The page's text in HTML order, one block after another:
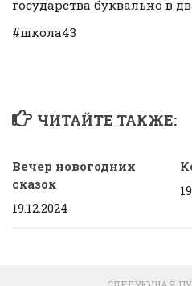
государства буквально в
#школа43
ЧИТАЙТЕ ТАКЖЕ:
Вечер новогодних
сказок
19.12.2024